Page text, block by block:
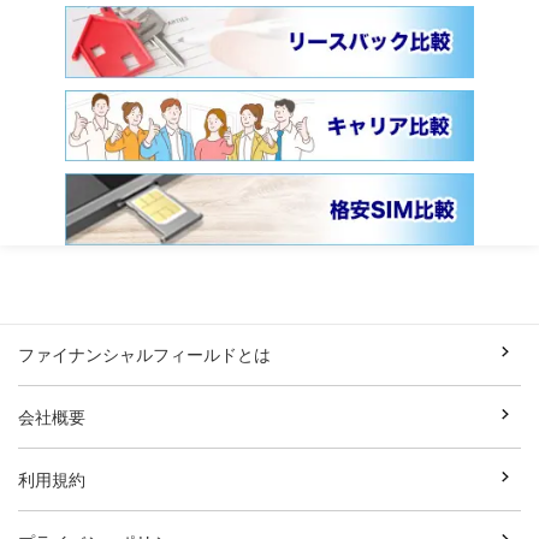
ファイナンシャルフィールドとは
会社概要
利用規約